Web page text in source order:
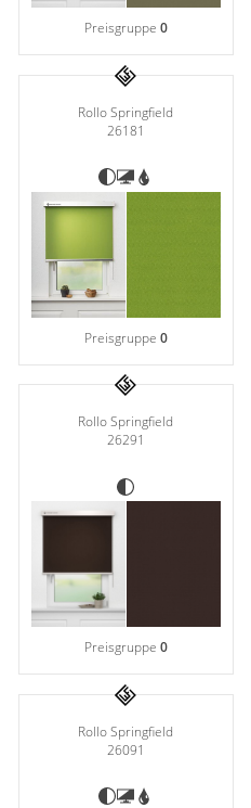
Preisgruppe 0
Rollo Springfield
26181
Preisgruppe 0
Rollo Springfield
26291
Preisgruppe 0
Rollo Springfield
26091